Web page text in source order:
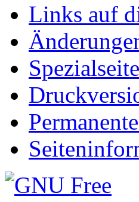
Links auf